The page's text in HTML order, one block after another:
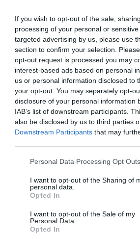
If you wish to opt-out of the sale,
processing of your personal or
targeted advertising by us, please use
section to confirm your selection.
opt-out request is processed you may
interest-based ads based on personal
us or personal information disclosed to
your opt-out. You may separately opt-
disclosure of your personal information
IAB’s list of downstream participants.
also be disclosed by us to third parties
Downstream Participants that may
Please note that this website/app uses
not limited to your visit or usage
grant or deny consent to Google and its
use your data for below specified
consent section.
Personal Data Processing Opt Outs
I want to opt-out of the Sharing of
personal data.
Opted In
I want to opt-out of the Sale of my
Personal Data.
Opted In
sokan humorral fogadták a
tömegek vándoroltak át más
hogy ellenőrizzék: valóban
vagy globális leállás történt.
A Meta szolgáltatásainak
kiesése ritka, ugyanakkor jól
világ kommunikációjának
néhány nagy technológiai
várnak, hogy a vállalat
szolgáltatásokat, és
leállás okairól.